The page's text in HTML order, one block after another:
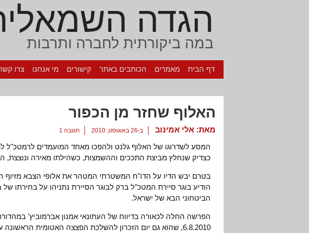
הגדה
במה ביקורתית לחברה ותרבות
דף הבית מאמרים הכותבים באתר קישורים מי אנחנו צרו
האלוף שחזר מן הכפור
מאת: אלי אמינוב ב-26 באוגוסט, 2010 תגובה 1
המסע לשדרוגו של האלוף גלנט ולהפכו מאחד המועמדים לרמטכ"ל
כצדיק שנחלץ מביצת התככים וההשמצות, כשהילתו מאירה ונוצצת,
בטרם יבש הדיו על הדו"ח המשטרתי המטהר את אלופי הצבא
הודיע בוגר סיירת המטכ"ל ברק לבוגר הסיירת נתניהו על בחירתו של
הביטחוני הבא של ישראל.
6.8.2010, שהוא גם יום הזכרון להשלכת הפצצה האטומית